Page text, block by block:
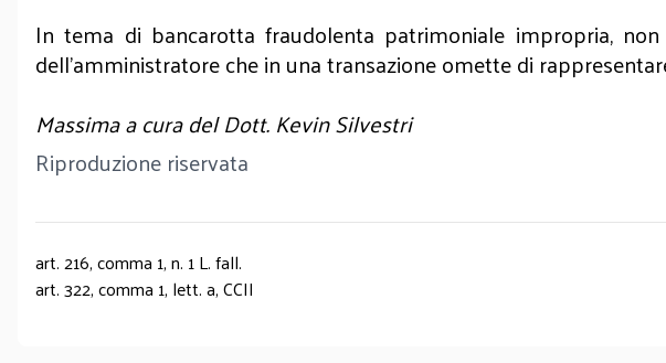
In tema di bancarotta fraudolenta patrimoniale impropria,
dell'amministratore che in una transazione omette di
Massima a cura del Dott. Kevin Silvestri
Riproduzione riservata
art. 216, comma 1, n. 1 L. fall.
art. 322, comma 1, lett. a, CCII